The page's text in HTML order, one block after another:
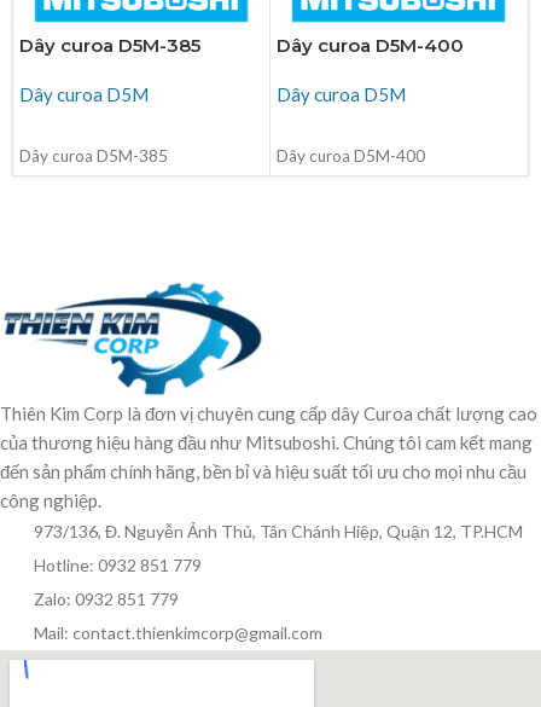
Dây curoa D5M-385
Dây curoa D5M
Dây curoa D5M-385
Dây curoa D5M-400
Dây curoa D5M
Dây curoa D5M-400
Thiên Kim Corp là đơn vị chuyên cung cấp dây Curoa chất lượng cao
của thương hiệu hàng đầu như Mitsuboshi. Chúng tôi cam kết mang
đến sản phẩm chính hãng, bền bỉ và hiệu suất tối ưu cho mọi nhu cầu
công nghiệp.
973/136, Đ. Nguyễn Ảnh Thủ, Tân Chánh Hiệp, Quận 12, TP.HCM
Hotline: 0932 851 779
Zalo: 0932 851 779
Mail: contact.thienkimcorp@gmail.com